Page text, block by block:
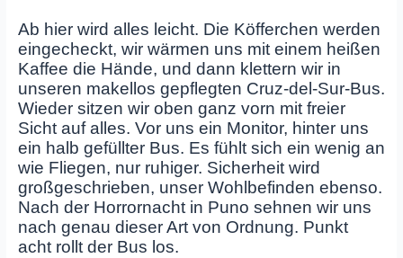
Ab hier wird alles leicht. Die Köfferchen werden
eingecheckt, wir wärmen uns mit einem heißen
Kaffee die Hände, und dann klettern wir in
unseren makellos gepflegten Cruz‑del‑Sur‑Bus.
Wieder sitzen wir oben ganz vorn mit freier
Sicht auf alles. Vor uns ein Monitor, hinter uns
ein halb gefüllter Bus. Es fühlt sich ein wenig an
wie Fliegen, nur ruhiger. Sicherheit wird
großgeschrieben, unser Wohlbefinden ebenso.
Nach der Horrornacht in Puno sehnen wir uns
nach genau dieser Art von Ordnung. Punkt
acht rollt der Bus los.